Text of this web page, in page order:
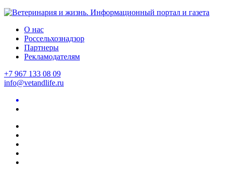
О нас
Россельхознадзор
Партнеры
Рекламодателям
+7 967 133 08 09
info@vetandlife.ru